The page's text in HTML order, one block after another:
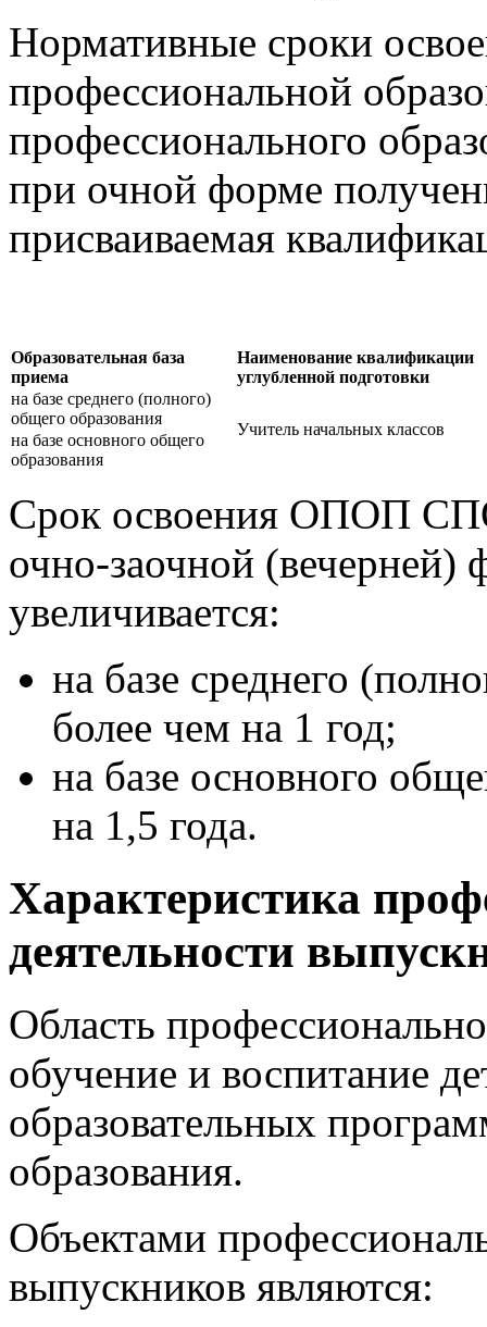
Нормативные сроки
профессиональной
профессионального
при очной форме
присваиваемая
Образовательная база
приема
Наименование квалификации
углубленной подготовки
на базе среднего (полного)
общего образования
Учитель начальных классов
на базе основного общего
образования
Срок освоения ОПОП
очно-заочной (вечерней)
увеличивается:
на базе среднего
более чем на 1 год;
на базе основного
на 1,5 года.
Характеристика
деятельности
Область
обучение и воспитание
образовательных
образования.
Объектами
выпускников являются: